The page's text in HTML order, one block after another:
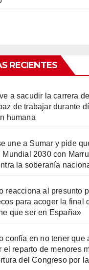
RECIENTES
a sacudir la carrera
de trabajar durante
humana
une a Sumar y pide
Mundial 2030 con
la soberanía
reacciona al presunto
para acoger la final
que ser en España»
confía en no tener que
el reparto de menores
del Congreso por